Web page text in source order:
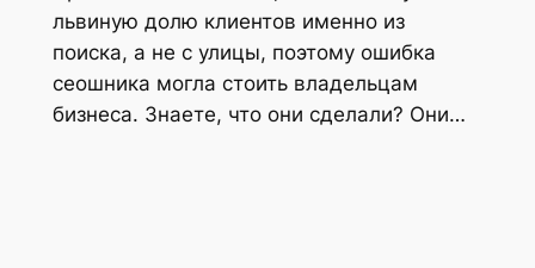
львиную долю клиентов именно из
поиска, а не с улицы, поэтому ошибка
сеошника могла стоить владельцам
бизнеса. Знаете, что они сделали? Они…